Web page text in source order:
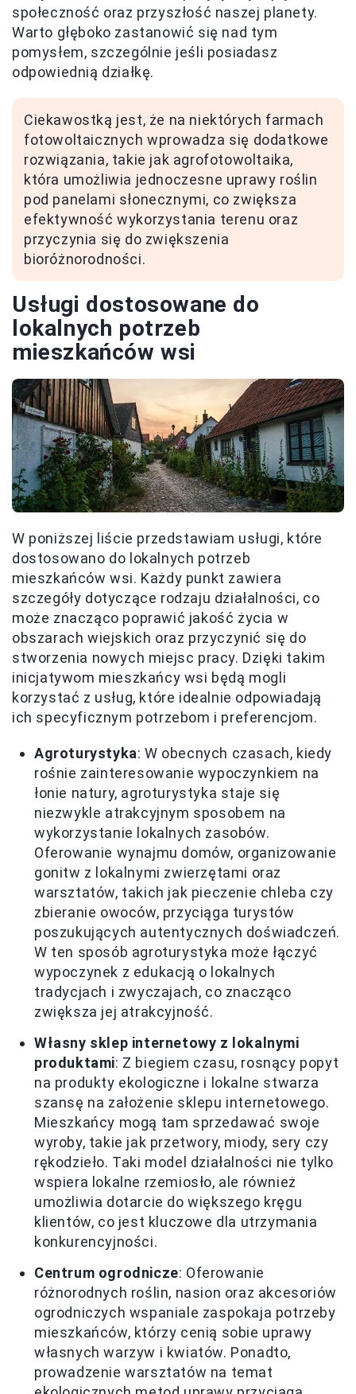
społeczność oraz przyszłość naszej planety.
Warto głęboko zastanowić się nad tym
pomysłem, szczególnie jeśli posiadasz
odpowiednią działkę.
Ciekawostką jest, że na niektórych farmach
fotowoltaicznych wprowadza się dodatkowe
rozwiązania, takie jak agrofotowoltaika,
która umożliwia jednoczesne uprawy roślin
pod panelami słonecznymi, co zwiększa
efektywność wykorzystania terenu oraz
przyczynia się do zwiększenia
bioróżnorodności.
Usługi dostosowane do
lokalnych potrzeb
mieszkańców wsi
W poniższej liście przedstawiam usługi, które
dostosowano do lokalnych potrzeb
mieszkańców wsi. Każdy punkt zawiera
szczegóły dotyczące rodzaju działalności, co
może znacząco poprawić jakość życia w
obszarach wiejskich oraz przyczynić się do
stworzenia nowych miejsc pracy. Dzięki takim
inicjatywom mieszkańcy wsi będą mogli
korzystać z usług, które idealnie odpowiadają
ich specyficznym potrzebom i preferencjom.
Agroturystyka: W obecnych czasach, kiedy
rośnie zainteresowanie wypoczynkiem na
łonie natury, agroturystyka staje się
niezwykle atrakcyjnym sposobem na
wykorzystanie lokalnych zasobów.
Oferowanie wynajmu domów, organizowanie
gonitw z lokalnymi zwierzętami oraz
warsztatów, takich jak pieczenie chleba czy
zbieranie owoców, przyciąga turystów
poszukujących autentycznych doświadczeń.
W ten sposób agroturystyka może łączyć
wypoczynek z edukacją o lokalnych
tradycjach i zwyczajach, co znacząco
zwiększa jej atrakcyjność.
Własny sklep internetowy z lokalnymi
produktami: Z biegiem czasu, rosnący popyt
na produkty ekologiczne i lokalne stwarza
szansę na założenie sklepu internetowego.
Mieszkańcy mogą tam sprzedawać swoje
wyroby, takie jak przetwory, miody, sery czy
rękodzieło. Taki model działalności nie tylko
wspiera lokalne rzemiosło, ale również
umożliwia dotarcie do większego kręgu
klientów, co jest kluczowe dla utrzymania
konkurencyjności.
Centrum ogrodnicze: Oferowanie
różnorodnych roślin, nasion oraz akcesoriów
ogrodniczych wspaniale zaspokaja potrzeby
mieszkańców, którzy cenią sobie uprawy
własnych warzyw i kwiatów. Ponadto,
prowadzenie warsztatów na temat